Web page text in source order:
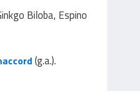
Biloba, Espino
(g.a.).